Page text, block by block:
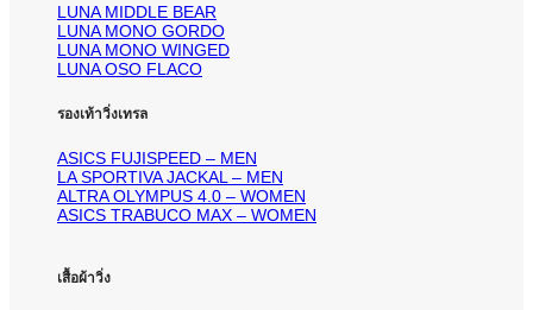
LUNA MIDDLE BEAR
LUNA MONO GORDO
LUNA MONO WINGED
LUNA OSO FLACO
รองเท้าวิ่งเทรล
ASICS FUJISPEED – MEN
LA SPORTIVA JACKAL – MEN
ALTRA OLYMPUS 4.0 – WOMEN
ASICS TRABUCO MAX – WOMEN
เสื้อผ้าวิ่ง